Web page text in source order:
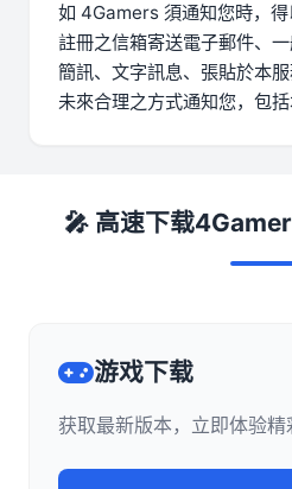
如 4Gamers 須通知您時，
註冊之信箱寄送電子郵件、
簡訊、文字訊息、張貼於本
未來合理之方式通知您，包括
🎤 高速下载
游戏下载
获取最新版本，立即体验精